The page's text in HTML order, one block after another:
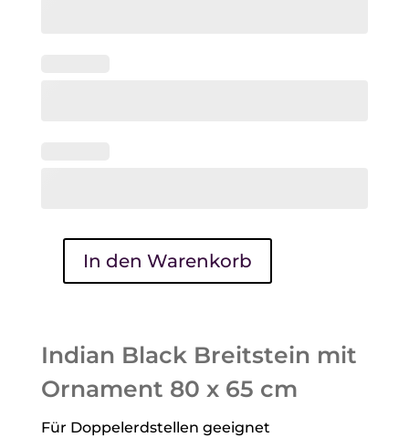
Indian
Ornament
80
x
In den Warenkorb
Indian Black Breitstein mit
Ornament 80 x 65 cm
Für Doppelerdstellen geeignet